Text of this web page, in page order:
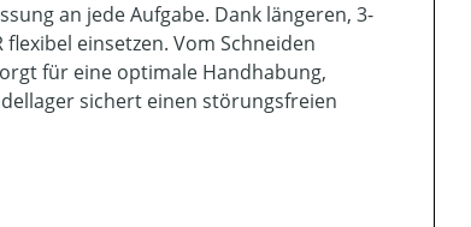
an jede Aufgabe. Dank längeren, 3-
einsetzen. Vom Schneiden
für eine optimale Handhabung,
sichert einen störungsfreien